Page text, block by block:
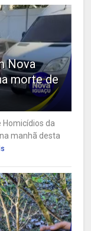
Nova
morte de
Homicídios da
manhã desta